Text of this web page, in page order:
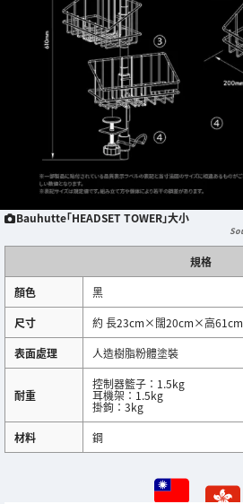
Bauhutte「HEADSET TOWER」大小
規格
顏色
黑
尺寸
約 長23cm×闊20cm×高61cm
表面處理
人造樹脂粉體塗裝
耐重
控制器籃子：1.5kg
耳機架：1.5kg
掛鉤：3kg
材料
鋼